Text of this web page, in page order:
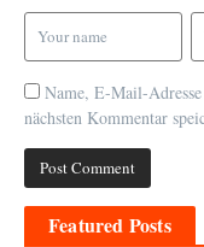
Name, E-Mail-
nächsten Kommentar
Featured Posts